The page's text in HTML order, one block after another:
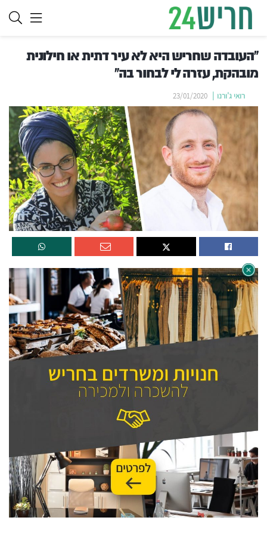
"העובדה שחריש היא לא עיר דתית או חילונית
מובהקת, עזרה לי לבחור בה"
רואי ג'ורנו 23/01/2020